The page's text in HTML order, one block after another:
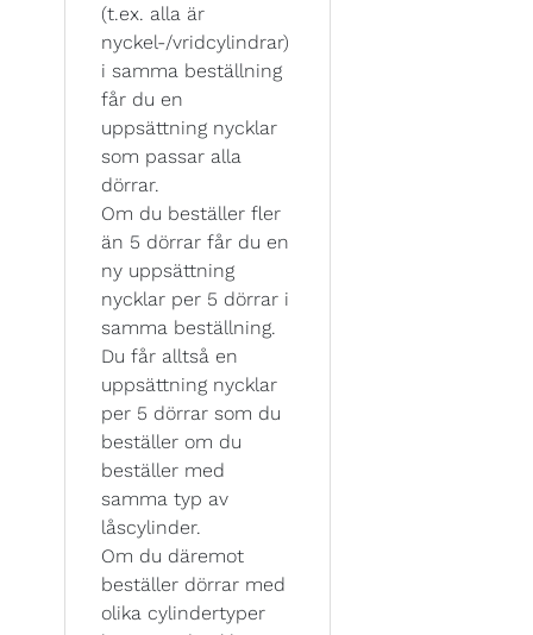
(t.ex. alla är
nyckel-/vridcylindrar)
i samma beställning
får du en
uppsättning nycklar
som passar alla
dörrar.
Om du beställer fler
än 5 dörrar får du en
ny uppsättning
nycklar per 5 dörrar i
samma beställning.
Du får alltså en
uppsättning nycklar
per 5 dörrar som du
beställer om du
beställer med
samma typ av
låscylinder.
Om du däremot
beställer dörrar med
olika cylindertyper